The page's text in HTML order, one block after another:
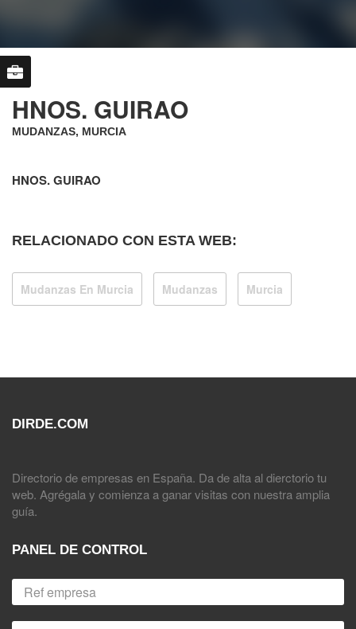
HNOS. GUIRAO
MUDANZAS, MURCIA
HNOS. GUIRAO
RELACIONADO CON ESTA WEB:
Mudanzas En Murcia Mudanzas Murcia
DIRDE.COM
Directorio de empresas en España. Da de alta al dierctorio tu
web. Agrégala y comienza a ganar visitas con nuestra amplia
guía.
PANEL DE CONTROL